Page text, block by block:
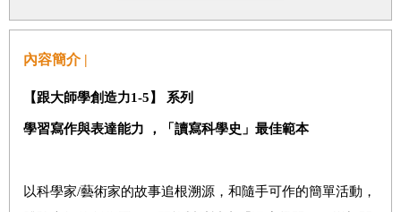
內容簡介 |
【跟大師學創造力1-5 】 系列
學習寫作與表達能力 ， 「讀寫科學史」最佳範本
以科學家/藝術家的故事追根溯源，和隨手可作的簡單活動，